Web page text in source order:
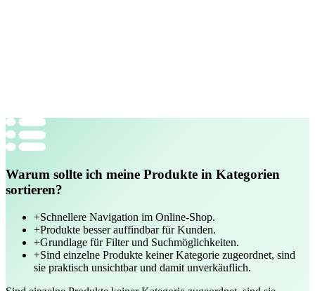
99,99€
Warum sollte ich meine Produkte in Kategorien
sortieren?
+Schnellere Navigation im Online-Shop.
+Produkte besser auffindbar für Kunden.
+Grundlage für Filter und Suchmöglichkeiten.
+Sind einzelne Produkte keiner Kategorie zugeordnet, sind
sie praktisch unsichtbar und damit unverkäuflich.